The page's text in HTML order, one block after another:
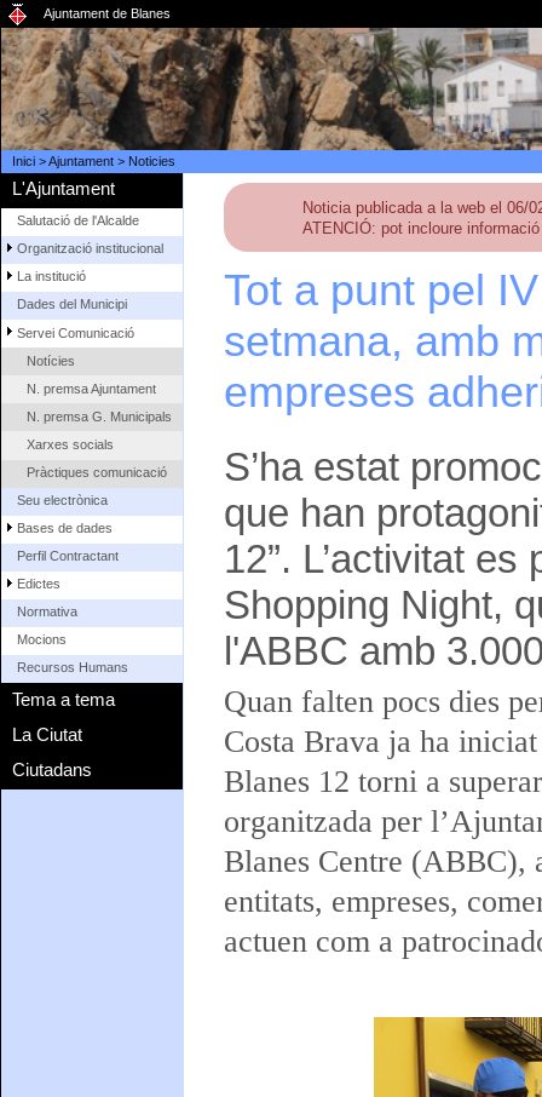
Ajuntament de Blanes
Inici>Ajuntament> Noticies
L'Ajuntament
Salutació de l'Alcalde
Organització institucional
La institució
Dades del Municipi
Servei Comunicació
Notícies
N. premsa Ajuntament
N. premsa G. Municipals
Xarxes socials
Pràctiques comunicació
Seu electrònica
Bases de dades
Perfil Contractant
Edictes
Normativa
Mocions
Recursos Humans
Tema a tema
La Ciutat
Ciutadans
Noticia publicada a la web el 06/
ATENCIÓ: pot incloure
Tot a punt pel
setmana, amb
empreses
S’ha estat
que han
12”. L’activitat
Shopping Night,
l'ABBC amb
Quan falten pocs dies
Costa Brava ja ha
Blanes 12 torni a
organitzada per
Blanes Centre (ABBC),
entitats, empreses,
actuen com a